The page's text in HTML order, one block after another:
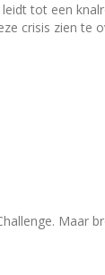
tot een
crisis zien te
Maar